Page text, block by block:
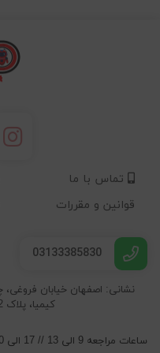
تماس با ما
قوانین و مقررات
03133385830
کیمیا، پلاک 352 ،طبقه 2 ، واحد 4